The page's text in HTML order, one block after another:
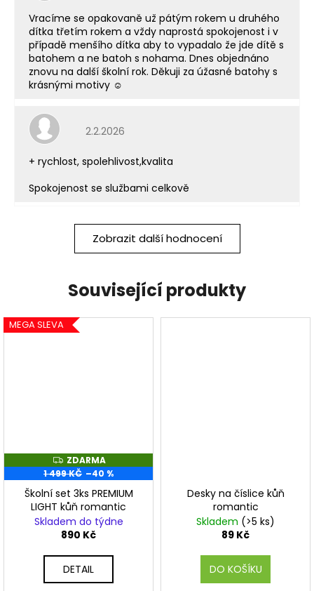
Vracíme se opakovaně už pátým rokem u druhého
dítka třetím rokem a vždy naprostá spokojenost i v
případě menšího dítka aby to vypadalo že jde dítě s
batohem a ne batoh s nohama. Dnes objednáno
znovu na další školní rok. Děkuji za úžasné batohy s
krásnými motivy ☺️
Hodnocení obchodu je 5 z 5 hvězdiček.
2.2.2026
+ rychlost, spolehlivost,kvalita
Spokojenost se službami celkově
Zobrazit další hodnocení
Související produkty
MEGA SLEVA
Z
D
A
R
M
A
ZDARMA
1 499 KČ –40 %
Školní set 3ks PREMIUM
LIGHT kůň romantic
Skladem do týdne
890 Kč
DETAIL
Desky na číslice kůň
romantic
Skladem (>5 ks)
89 Kč
DO KOŠÍKU